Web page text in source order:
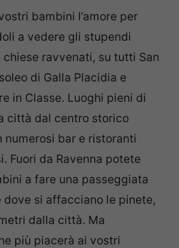
bambini l’amore per
a vedere gli stupendi
ravvenati, su tutti San
di Galla Placidia e
in Classe. Luoghi pieni di
città dal centro storico
numerosi bar e ristoranti
Fuori da Ravenna potete
a fare una passeggiata
dove si affacciano le pinete,
dalla città. Ma
più piacerà ai vostri